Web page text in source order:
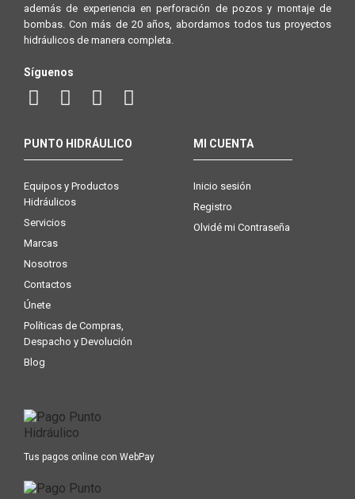
además de experiencia en perforación de pozos y montaje de
bombas. Con más de 20 años, abordamos todos tus proyectos
hidráulicos de manera completa.
Síguenos
PUNTO HIDRÁULICO
Equipos y Productos
Hidráulicos
Servicios
Marcas
Nosotros
Contactos
Únete
Políticas de Compras,
Despacho y Devolución
Blog
MI CUENTA
Inicio sesión
Registro
Olvidé mi Contraseña
Tus pagos online con WebPay